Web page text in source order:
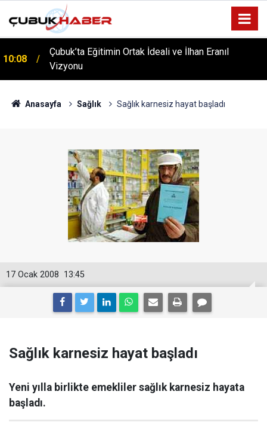
10:08
Çubuk’ta Eğitimin Ortak İdeali ve İlhan Eranıl
Vizyonu
ÇUBUK’TA ‘YAZA MERHABA’ COŞKUSU: Kursiyerler
Gönüllerince Eğlendi!
Anasayfa Sağlık Sağlık karnesiz hayat başladı
13:45
17 Ocak 2008
Sağlık karnesiz hayat başladı
Yeni yılla birlikte emekliler sağlık karnesiz hayata
başladı.